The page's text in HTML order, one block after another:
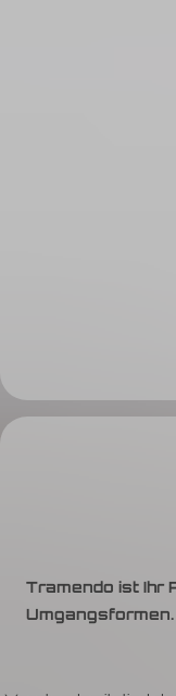
Tramendo ist Ihr
Umgangsformen.